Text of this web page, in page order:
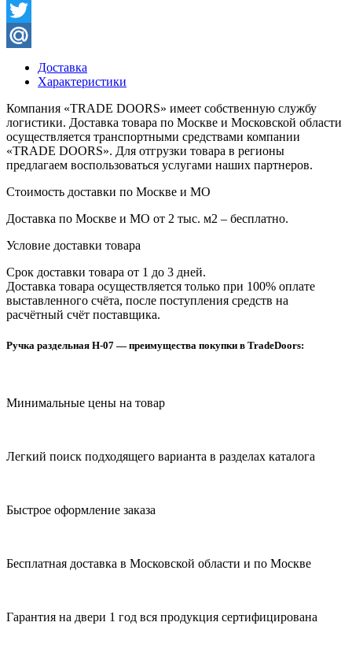
Odnoklassniki
Twitter
Mail.Ru
Доставка
Характеристики
Компания «TRADE DOORS» имеет собственную службу
логистики. Доставка товара по Москве и Московской области
осуществляется транспортными средствами компании
«TRADE DOORS». Для отгрузки товара в регионы
предлагаем воспользоваться услугами наших партнеров.
Стоимость доставки по Москве и МО
Доставка по Москве и МО от 2 тыс. м2 – бесплатно.
Условие доставки товара
Срок доставки товара от 1 до 3 дней.
Доставка товара осуществляется только при 100% оплате
выставленного счёта, после поступления средств на
расчётный счёт поставщика.
Ручка раздельная H-07 — преимущества покупки в TradeDoors:
Минимальные цены на товар
Легкий поиск подходящего варианта в разделах каталога
Быстрое оформление заказа
Бесплатная доставка в Московской области и по Москве
Гарантия на двери 1 год вся продукция сертифицирована